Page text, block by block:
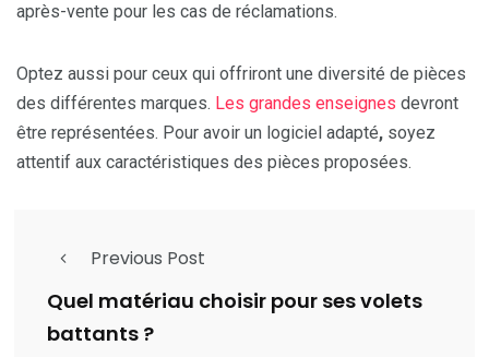
après-vente pour les cas de réclamations.
Optez aussi pour ceux qui offriront une diversité de pièces
des différentes marques. Les grandes enseignes devront
être représentées. Pour avoir un logiciel adapté, soyez
attentif aux caractéristiques des pièces proposées.
Previous Post
Quel matériau choisir pour ses volets
battants ?